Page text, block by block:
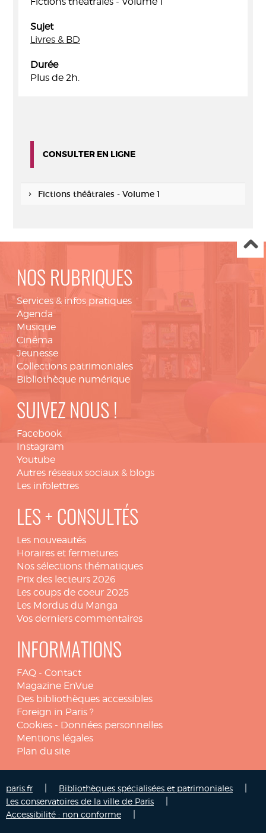
Sujet
Livres & BD
Durée
Plus de 2h.
CONSULTER EN LIGNE
Fictions théâtrales - Volume 1
NOS RUBRIQUES
Services & infos pratiques
Agenda
Musique
Cinéma
Jeunesse
Collections patrimoniales
Bibliothèque numérique
SUIVEZ NOUS !
Facebook
Instagram
Youtube
Autres réseaux sociaux & blogs
Les infolettres
LES + CONSULTÉS
Les nouveautés
Horaires et fermetures
Nos sélections thématiques
Prix des lecteurs 2026
Les coups de coeur 2025
Les Mordus du Manga
Vos derniers commentaires
INFORMATIONS
FAQ - Contact
Magazine EnVue
Des bibliothèques accessibles
Foreign in Paris ?
Cookies - Données personnelles
Mentions légales
Plan du site
paris.fr Bibliothèques spécialisées et patrimoniales
Les conservatoires de la ville de Paris
Accessibilité : non conforme